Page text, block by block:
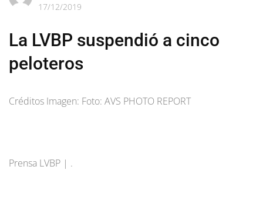
17/12/2019
La LVBP suspendió a cinco
peloteros
Créditos Imagen: Foto: AVS PHOTO REPORT
Prensa LVBP | .